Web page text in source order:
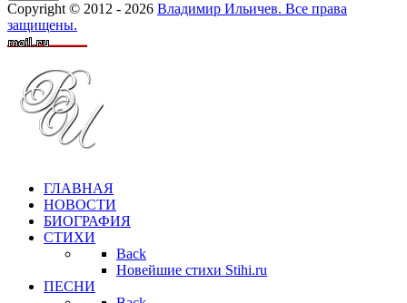
Copyright © 2012 - 2026 Владимир Ильичев. Все права
защищены.
ГЛАВНАЯ
НОВОСТИ
БИОГРАФИЯ
СТИХИ
Back
Новейшие стихи Stihi.ru
ПЕСНИ